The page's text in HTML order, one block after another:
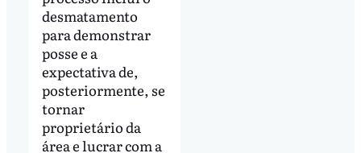
desmatamento
para demonstrar
posse e a
expectativa de,
posteriormente, se
tornar
proprietário da
área e lucrar com a